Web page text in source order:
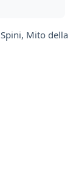
Spini, Mito della